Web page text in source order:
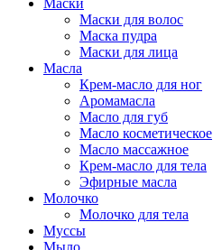
Маски для волос
Маска пудра
Маски для лица
Масла
Крем-масло для ног
Аромамасла
Масло для губ
Масло косметическое
Масло массажное
Крем-масло для тела
Эфирные масла
Молочко
Молочко для тела
Муссы
Мыло